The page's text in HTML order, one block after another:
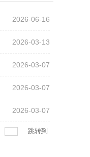
2026-06-16
2026-03-13
2026-03-07
2026-03-07
2026-03-07
跳转到